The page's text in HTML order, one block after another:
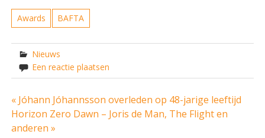
Awards BAFTA
Nieuws
Een reactie plaatsen
Bericht
navigatie
« Jóhann Jóhannsson overleden op 48-jarige leeftijd
Horizon Zero Dawn – Joris de Man, The Flight en
anderen »